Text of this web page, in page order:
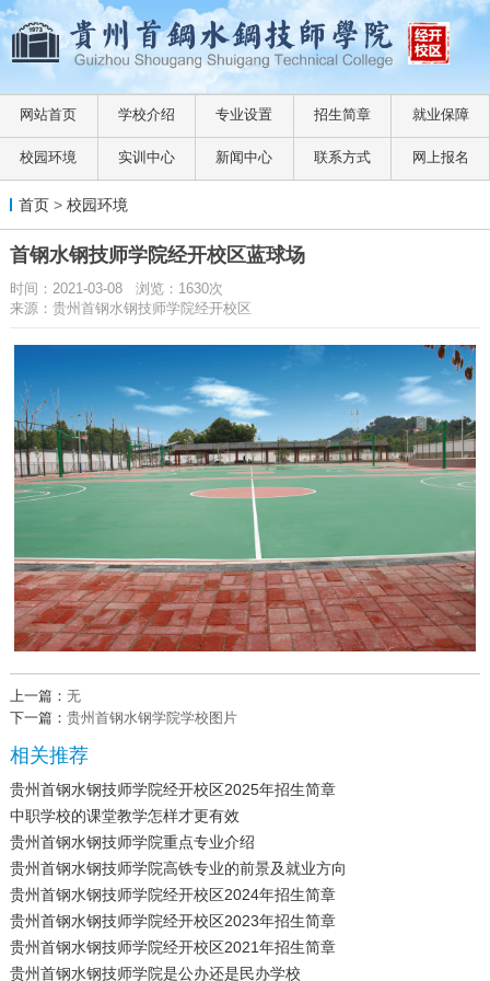
网站首页 学校介绍 专业设置 招生简章 就业保障
校园环境 实训中心 新闻中心 联系方式 网上报名
首页> 校园环境
首钢水钢技师学院经开校区蓝球场
时间：2021-03-08 浏览：1630次
来源：贵州首钢水钢技师学院经开校区
上一篇： 无
下一篇： 贵州首钢水钢学院学校图片
相关推荐
贵州首钢水钢技师学院经开校区2025年招生简章
中职学校的课堂教学怎样才更有效
贵州首钢水钢技师学院重点专业介绍
贵州首钢水钢技师学院高铁专业的前景及就业方向
贵州首钢水钢技师学院经开校区2024年招生简章
贵州首钢水钢技师学院经开校区2023年招生简章
贵州首钢水钢技师学院经开校区2021年招生简章
贵州首钢水钢技师学院是公办还是民办学校